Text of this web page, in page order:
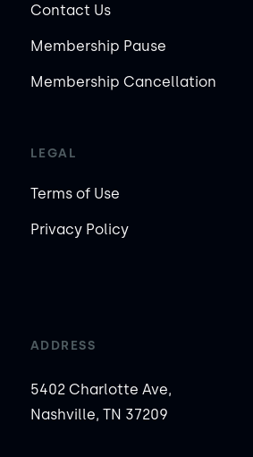
Contact Us
Membership Pause
Membership Cancellation
LEGAL
Terms of Use
Privacy Policy
ADDRESS
5402 Charlotte Ave,
Nashville, TN 37209